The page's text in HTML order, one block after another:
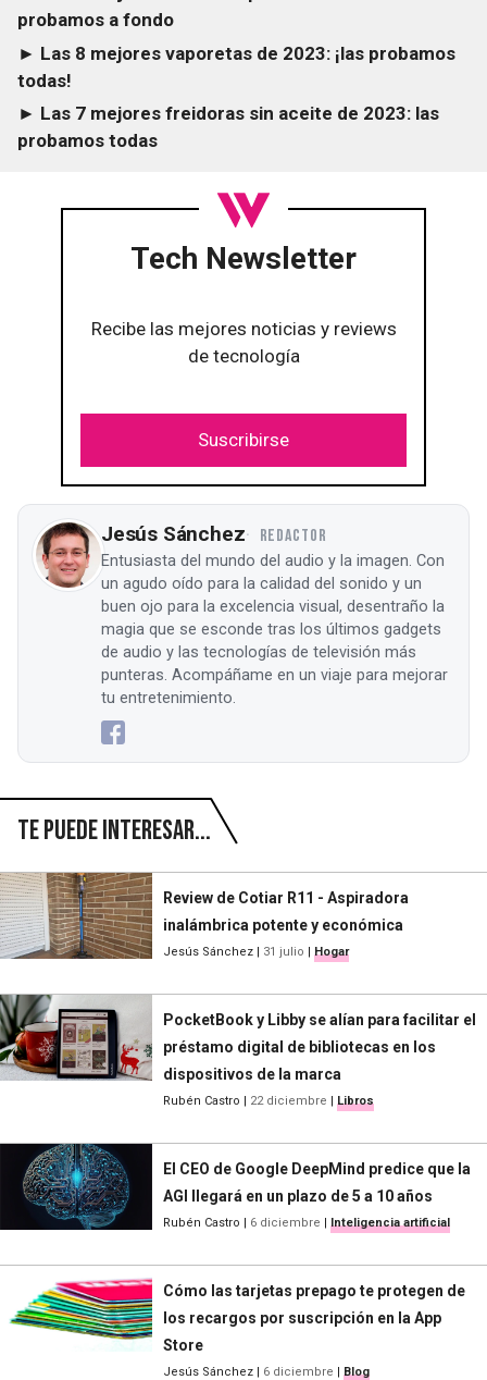
probamos a fondo
► Las 8 mejores vaporetas de 2023: ¡las probamos
todas!
► Las 7 mejores freidoras sin aceite de 2023: las
probamos todas
Tech Newsletter
Recibe las mejores noticias y reviews
de tecnología
Suscribirse
Jesús Sánchez REDACTOR
Entusiasta del mundo del audio y la imagen. Con
un agudo oído para la calidad del sonido y un
buen ojo para la excelencia visual, desentraño la
magia que se esconde tras los últimos gadgets
de audio y las tecnologías de televisión más
punteras. Acompáñame en un viaje para mejorar
tu entretenimiento.
Te puede interesar...
Review de Cotiar R11 - Aspiradora
inalámbrica potente y económica
Jesús Sánchez 31 julio Hogar
PocketBook y Libby se alían para facilitar el
préstamo digital de bibliotecas en los
dispositivos de la marca
Rubén Castro 22 diciembre Libros
El CEO de Google DeepMind predice que la
AGI llegará en un plazo de 5 a 10 años
Rubén Castro 6 diciembre Inteligencia artificial
Cómo las tarjetas prepago te protegen de
los recargos por suscripción en la App
Store
Jesús Sánchez 6 diciembre Blog